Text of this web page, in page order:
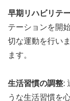
早期リハビリテ
テーションを開
切な運動を行い
ます。
生活習慣の調整:
うな生活習慣を